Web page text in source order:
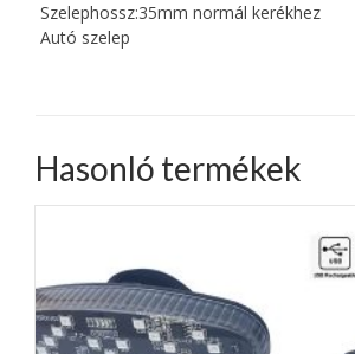
Szelephossz:35mm normál kerékhez
Autó szelep
Hasonló termékek